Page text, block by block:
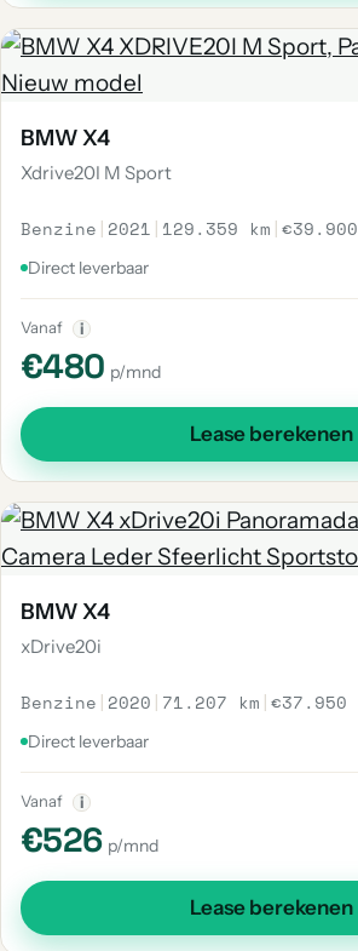
BMW X4
Xdrive20I M Sport
Benzine | 2021 | 129.359 km |€39.900
Direct leverbaar
Vanaf i
€480 p/mnd
Lease berekenen
BMW X4
xDrive20i
Benzine | 2020 | 71.207 km |€37.950
Direct leverbaar
Vanaf i
€526 p/mnd
Lease berekenen